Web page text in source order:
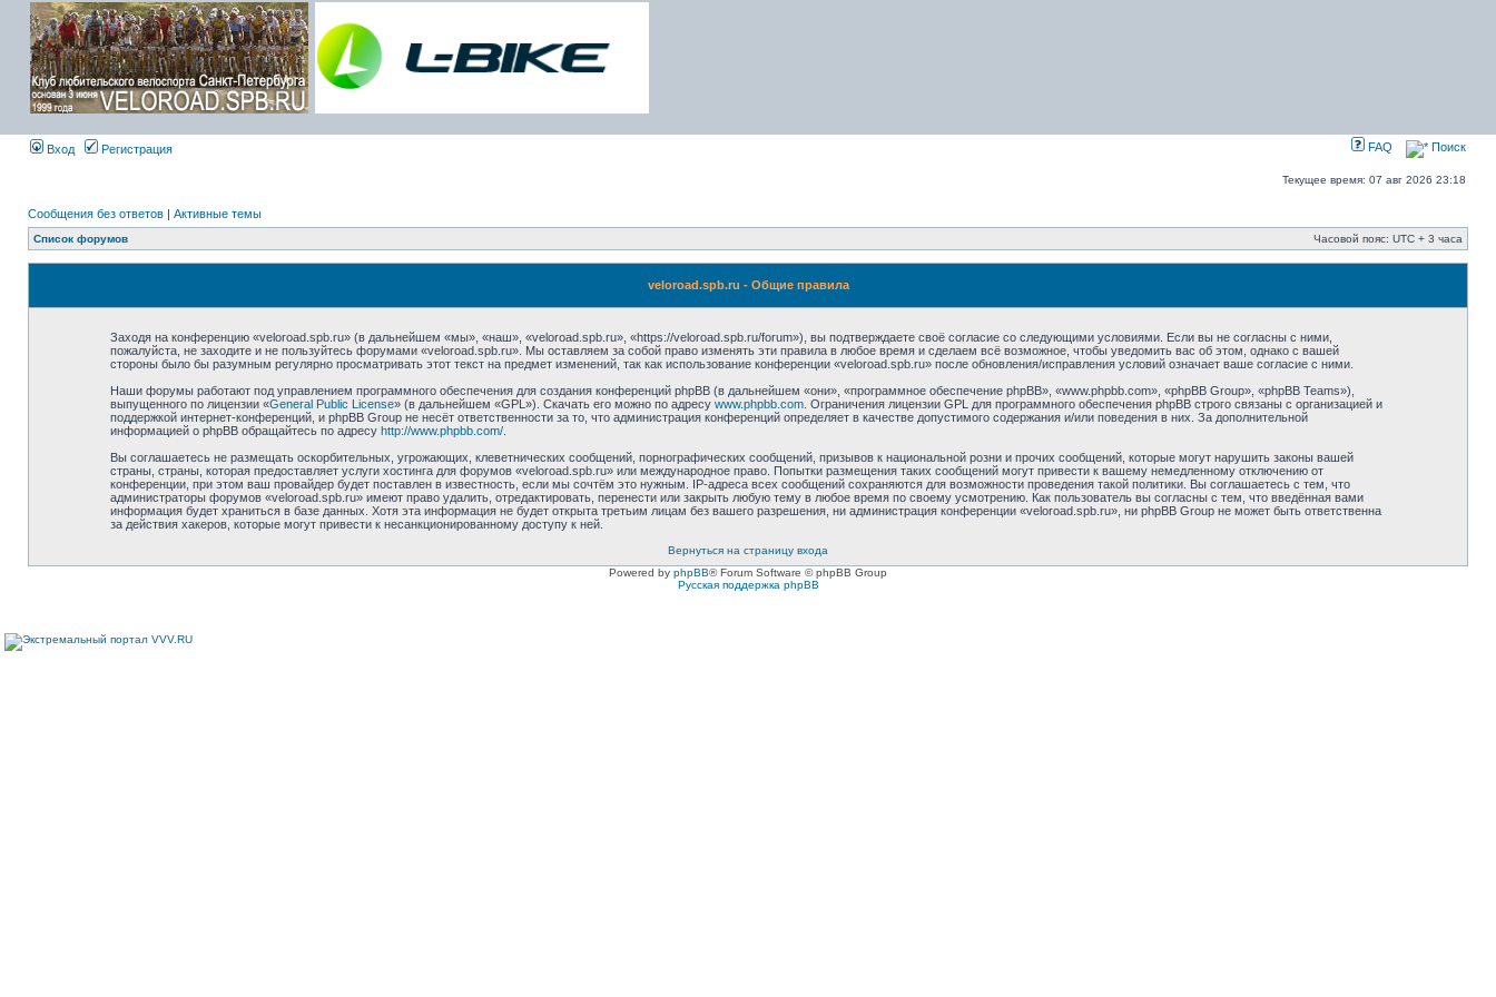
Вход Регистрация FAQ Поиск
Текущее время: 07 авг 2026 23:18
Сообщения без ответов | Активные темы
Список форумов Часовой пояс: UTC + 3 часа
veloroad.spb.ru - Общие правила
Заходя на конференцию «veloroad.spb.ru» (в дальнейшем «мы», «наш», «veloroad.spb.ru», «https://veloroad.spb.ru/forum»), вы подтверждаете своё согласие со следующими условиями. Если вы не согласны с ними,
пожалуйста, не заходите и не пользуйтесь форумами «veloroad.spb.ru». Мы оставляем за собой право изменять эти правила в любое время и сделаем всё возможное, чтобы уведомить вас об этом, однако с вашей
стороны было бы разумным регулярно просматривать этот текст на предмет изменений, так как использование конференции «veloroad.spb.ru» после обновления/исправления условий означает ваше согласие с ними.
Наши форумы работают под управлением программного обеспечения для создания конференций phpBB (в дальнейшем «они», «программное обеспечение phpBB», «www.phpbb.com», «phpBB Group», «phpBB Teams»),
выпущенного по лицензии «General Public License» (в дальнейшем «GPL»). Скачать его можно по адресу www.phpbb.com. Ограничения лицензии GPL для программного обеспечения phpBB строго связаны с организацией и
поддержкой интернет-конференций, и phpBB Group не несёт ответственности за то, что администрация конференций определяет в качестве допустимого содержания и/или поведения в них. За дополнительной
информацией о phpBB обращайтесь по адресу http://www.phpbb.com/.
Вы соглашаетесь не размещать оскорбительных, угрожающих, клеветнических сообщений, порнографических сообщений, призывов к национальной розни и прочих сообщений, которые могут нарушить законы вашей
страны, страны, которая предоставляет услуги хостинга для форумов «veloroad.spb.ru» или международное право. Попытки размещения таких сообщений могут привести к вашему немедленному отключению от
конференции, при этом ваш провайдер будет поставлен в известность, если мы сочтём это нужным. IP-адреса всех сообщений сохраняются для возможности проведения такой политики. Вы соглашаетесь с тем, что
администраторы форумов «veloroad.spb.ru» имеют право удалить, отредактировать, перенести или закрыть любую тему в любое время по своему усмотрению. Как пользователь вы согласны с тем, что введённая вами
информация будет храниться в базе данных. Хотя эта информация не будет открыта третьим лицам без вашего разрешения, ни администрация конференции «veloroad.spb.ru», ни phpBB Group не может быть ответственна
за действия хакеров, которые могут привести к несанкционированному доступу к ней.
Вернуться на страницу входа
Powered by phpBB® Forum Software © phpBB Group
Русская поддержка phpBB